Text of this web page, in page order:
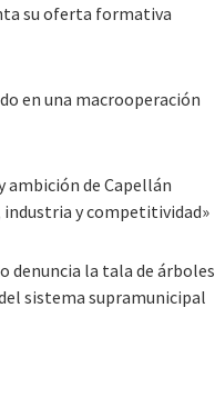
su oferta formativa
en una macrooperación
ambición de Capellán
industria y competitividad»
denuncia la tala de árboles
sistema supramunicipal